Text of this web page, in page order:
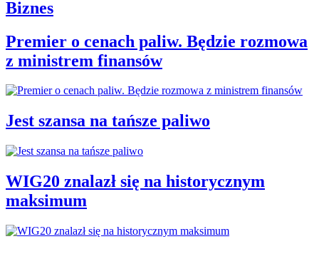
Biznes
Premier o cenach paliw. Będzie rozmowa
z ministrem finansów
Jest szansa na tańsze paliwo
WIG20 znalazł się na historycznym
maksimum